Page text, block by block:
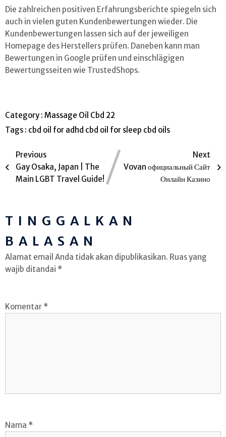
Die zahlreichen positiven Erfahrungsberichte spiegeln sich
auch in vielen guten Kundenbewertungen wieder. Die
Kundenbewertungen lassen sich auf der jeweiligen
Homepage des Herstellers prüfen. Daneben kann man
Bewertungen in Google prüfen und einschlägigen
Bewertungsseiten wie TrustedShops.
Category : Massage Oil Cbd 22
Tags : cbd oil for adhd cbd oil for sleep cbd oils
Previous
Gay Osaka, Japan | The
Main LGBT Travel Guide!
Next
Vovan официальный Сайт
Онлайн Казино
TINGGALKAN
BALASAN
Alamat email Anda tidak akan dipublikasikan. Ruas yang
wajib ditandai *
Komentar *
Nama *